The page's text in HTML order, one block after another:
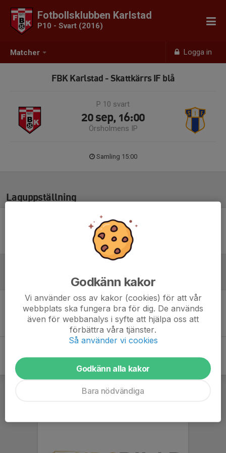
Matcher Logga in
Fotbollsklubben Karlstad
P10 - Svart (2016)
FBK Karlstad - Skattkärrs IF blå
P 10 svart
20 sep, 16:00
Örsholmens IP
Samling 15:00
Laguppställning
Ingen uppställning ifylld
Inget skrivet
Godkänn kakor
Vi använder oss av kakor (cookies) för att vår
webbplats ska fungera bra för dig. De används
även för webbanalys i syfte att hjälpa oss att
förbättra våra tjänster.
Så använder vi cookies
Godkänn alla kakor
Bara nödvändiga